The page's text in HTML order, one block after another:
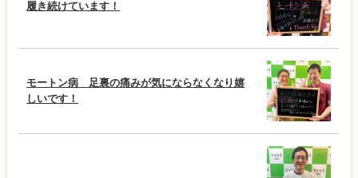
履き続けています！
モートン病 足裏の痛みが気にならなくなり嬉
しいです！